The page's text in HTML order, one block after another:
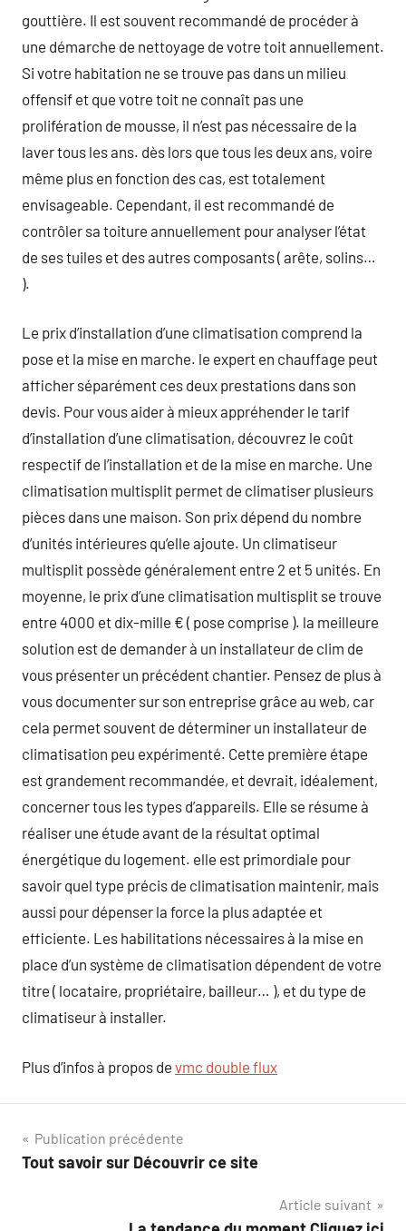
gouttière. Il est souvent recommandé de procéder à
une démarche de nettoyage de votre toit annuellement.
Si votre habitation ne se trouve pas dans un milieu
offensif et que votre toit ne connaît pas une
prolifération de mousse, il n’est pas nécessaire de la
laver tous les ans. dès lors que tous les deux ans, voire
même plus en fonction des cas, est totalement
envisageable. Cependant, il est recommandé de
contrôler sa toiture annuellement pour analyser l’état
de ses tuiles et des autres composants ( arête, solins…
).
Le prix d’installation d’une climatisation comprend la
pose et la mise en marche. le expert en chauffage peut
afficher séparément ces deux prestations dans son
devis. Pour vous aider à mieux appréhender le tarif
d’installation d’une climatisation, découvrez le coût
respectif de l’installation et de la mise en marche. Une
climatisation multisplit permet de climatiser plusieurs
pièces dans une maison. Son prix dépend du nombre
d’unités intérieures qu’elle ajoute. Un climatiseur
multisplit possède généralement entre 2 et 5 unités. En
moyenne, le prix d’une climatisation multisplit se trouve
entre 4000 et dix-mille € ( pose comprise ). la meilleure
solution est de demander à un installateur de clim de
vous présenter un précédent chantier. Pensez de plus à
vous documenter sur son entreprise grâce au web, car
cela permet souvent de déterminer un installateur de
climatisation peu expérimenté. Cette première étape
est grandement recommandée, et devrait, idéalement,
concerner tous les types d’appareils. Elle se résume à
réaliser une étude avant de la résultat optimal
énergétique du logement. elle est primordiale pour
savoir quel type précis de climatisation maintenir, mais
aussi pour dépenser la force la plus adaptée et
efficiente. Les habilitations nécessaires à la mise en
place d’un système de climatisation dépendent de votre
titre ( locataire, propriétaire, bailleur… ), et du type de
climatiseur à installer.
Plus d’infos à propos de vmc double flux
Navigation
de
Publication précédente
Tout savoir sur Découvrir ce site
Article suivant